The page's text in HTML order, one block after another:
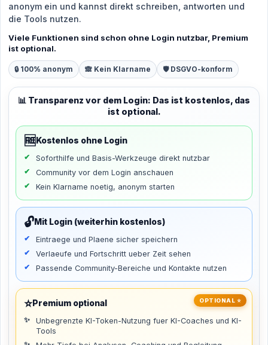
anonym ein und kannst direkt schreiben, antworten und
die Tools nutzen.
Viele Funktionen sind schon ohne Login nutzbar, Premium
ist optional.
🔒 100% anonym 🙈 Kein Klarname 🛡️ DSGVO-konform
📊 Transparenz vor dem Login: Das ist kostenlos, das
ist optional.
🆓 Kostenlos ohne Login
Soforthilfe und Basis-Werkzeuge direkt nutzbar
Community vor dem Login anschauen
Kein Klarname noetig, anonym starten
🔓Mit Login (weiterhin kostenlos)
Eintraege und Plaene sicher speichern
Verlaeufe und Fortschritt ueber Zeit sehen
Passende Community-Bereiche und Kontakte nutzen
OPTIONAL ⭐
⭐Premium optional
Unbegrenzte KI-Token-Nutzung fuer KI-Coaches und KI-
Tools